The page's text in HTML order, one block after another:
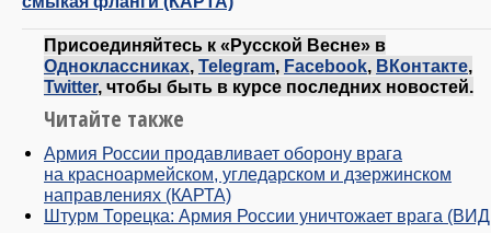
Присоединяйтесь к «Русской Весне» в
Одноклассниках, Telegram, Facebook, ВКонтакте,
Twitter, чтобы быть в курсе последних новостей.
Читайте также
Армия России продавливает оборону врага
на красноармейском, угледарском и дзержинском
направлениях (КАРТА)
Штурм Торецка: Армия России уничтожает врага